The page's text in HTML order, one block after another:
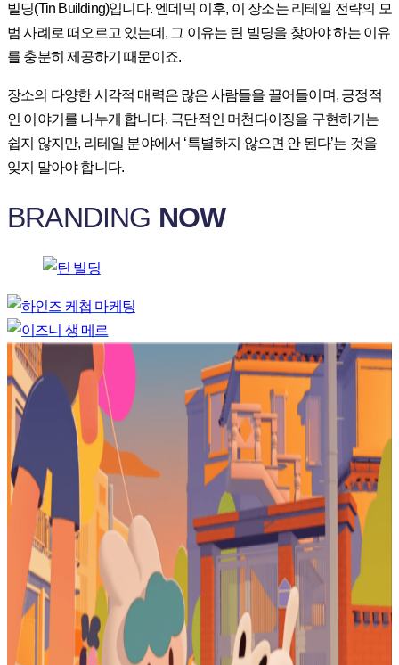
빌딩(Tin Building)입니다. 엔데믹 이후, 이 장소는 리테일 전략의 모
범 사례로 떠오르고 있는데, 그 이유는 틴 빌딩을 찾아야 하는 이유
를 충분히 제공하기 때문이죠.
장소의 다양한 시각적 매력은 많은 사람들을 끌어들이며, 긍정적
인 이야기를 나누게 합니다. 극단적인 머천다이징을 구현하기는
쉽지 않지만, 리테일 분야에서 ‘특별하지 않으면 안 된다’는 것을
잊지 말아야 합니다.
BRANDING NOW